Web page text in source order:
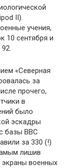
II).
учения,
10 сентября и
«Северная
за
прочего,
в
было
эскадры
базы ВВС
за 330 (!)
лишив
экраны военных